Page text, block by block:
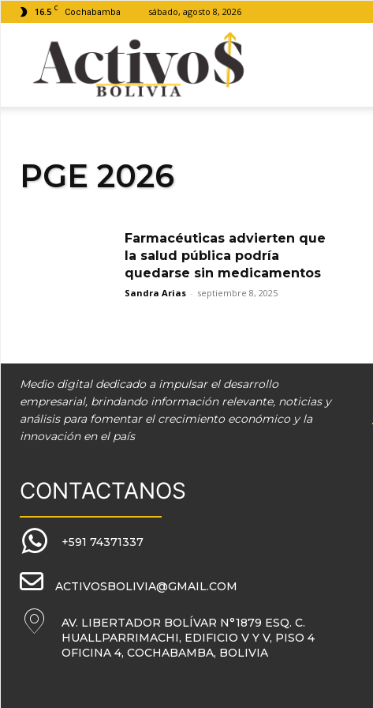
16.5 C Cochabamba sábado, agosto 8, 2026
PGE 2026
Farmacéuticas advierten que
la salud pública podría
quedarse sin medicamentos
Sandra Arias - septiembre 8, 2025
Medio digital dedicado a impulsar el desarrollo
empresarial, brindando información relevante, noticias y
análisis para fomentar el crecimiento económico y la
innovación en el país
CONTACTANOS
+591 74371337
ACTIVOSBOLIVIA@GMAIL.COM
AV. LIBERTADOR BOLÍVAR N°1879 ESQ. C.
HUALLPARRIMACHI, EDIFICIO V Y V, PISO 4
OFICINA 4, COCHABAMBA, BOLIVIA